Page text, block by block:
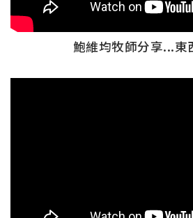
鮑維均牧師分享...東